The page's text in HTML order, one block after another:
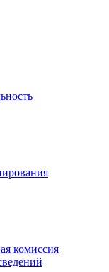
комиссия